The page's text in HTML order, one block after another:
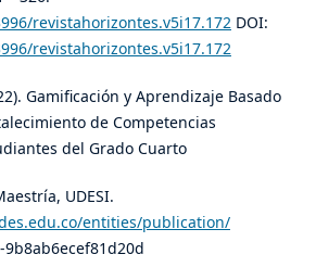
revistahorizontes.v5i17.172DOI:
revistahorizontes.v5i17.172
Gamificación y Aprendizaje Basado
de Competencias
del Grado Cuarto
UDESI.
entities/publication/